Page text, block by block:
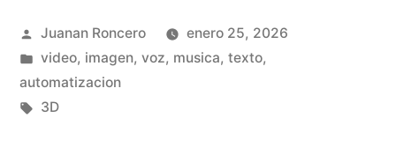
e
Publicado
por
Juanan Roncero
enero 25, 2026
Publicado
en
video, imagen, voz, musica, texto,
automatizacion
Etiquetas:
3D